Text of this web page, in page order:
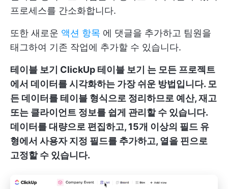
프로세스를 간소화합니다.
또한 새로운 액션 항목 에 댓글을 추가하고 팀원을
태그하여 기존 작업에 추가할 수 있습니다.
테이블 보기 ClickUp 테이블 보기 는 모든 프로젝트
에서 데이터를 시각화하는 가장 쉬운 방법입니다. 모
든 데이터를 테이블 형식으로 정리하므로 예산, 재고
또는 클라이언트 정보를 쉽게 관리할 수 있습니다.
데이터를 대량으로 편집하고, 15개 이상의 필드 유
형에서 사용자 지정 필드를 추가하고, 열을 핀으로
고정할 수 있습니다.